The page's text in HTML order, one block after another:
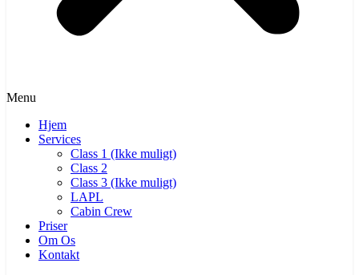
Menu
Hjem
Services
Class 1 (Ikke muligt)
Class 2
Class 3 (Ikke muligt)
LAPL
Cabin Crew
Priser
Om Os
Kontakt